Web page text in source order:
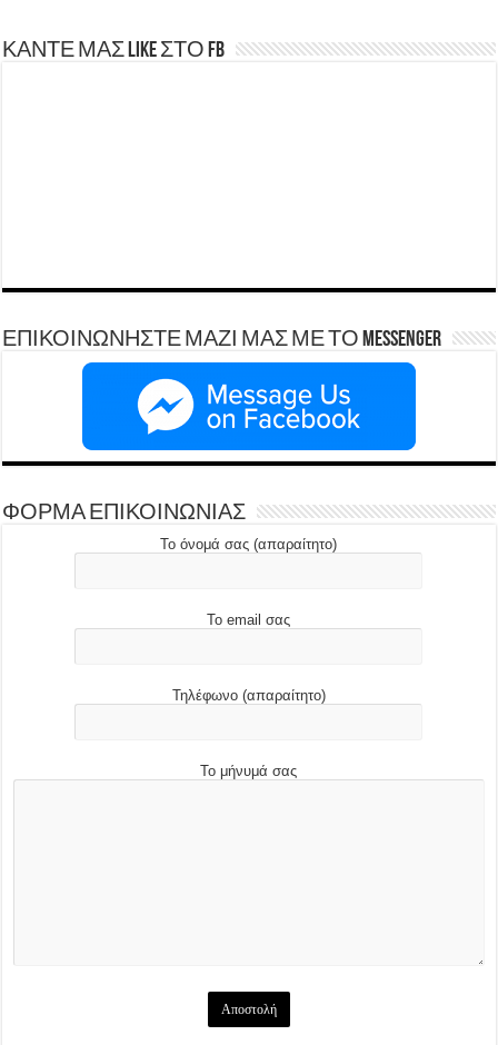
ΚΑΝΤΕ ΜΑΣ LIKE ΣΤΟ FB
ΕΠΙΚΟΙΝΩΝΗΣΤΕ ΜΑΖΙ ΜΑΣ ΜΕ ΤΟ Messenger
ΦΟΡΜΑ ΕΠΙΚΟΙΝΩΝΙΑΣ
Το όνομά σας (απαραίτητο)
Το email σας
Τηλέφωνο (απαραίτητο)
Το μήνυμά σας